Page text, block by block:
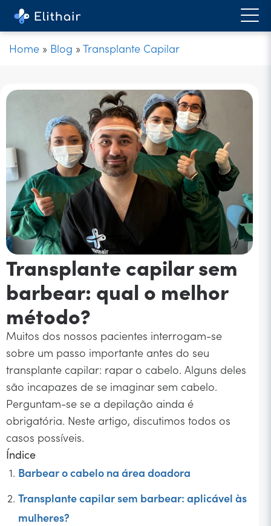
Home » Blog » Transplante Capilar
Transplante capilar sem
barbear: qual o melhor
método?
Muitos dos nossos pacientes interrogam-se
sobre um passo importante antes do seu
transplante capilar: rapar o cabelo. Alguns deles
são incapazes de se imaginar sem cabelo.
Perguntam-se se a depilação ainda é
obrigatória. Neste artigo, discutimos todos os
casos possíveis.
Índice
Barbear o cabelo na área doadora
Transplante capilar sem barbear: aplicável às
mulheres?